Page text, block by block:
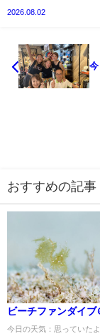
2026.08.02
今
おすすめの記事
ビーチファンダイブ
今日の天気：思っていた